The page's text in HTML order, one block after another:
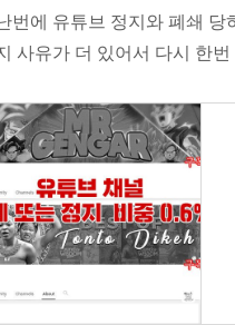
번에 유튜브 정지와 폐쇄 당
사유가 더 있어서 다시 한번